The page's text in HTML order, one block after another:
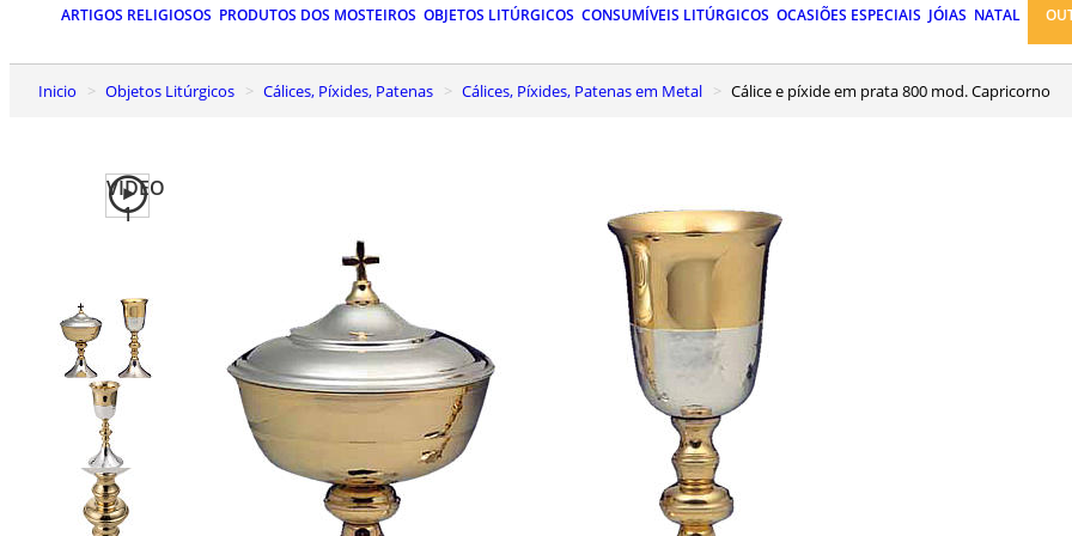
ARTIGOS RELIGIOSOS PRODUTOS DOS MOSTEIROS OBJETOS LITÚRGICOS CONSUMÍVEIS LITÚRGICOS OCASIÕES ESPECIAIS JÓIAS NATAL
Inicio Objetos Litúrgicos Cálices, Píxides, Patenas Cálices, Píxides, Patenas em Metal Cálice e píxide em prata 800 mod. Capricorno
VIDEO
1